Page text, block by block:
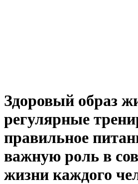
Здоровый образ
регулярные
правильное
важную роль в
жизни каждого